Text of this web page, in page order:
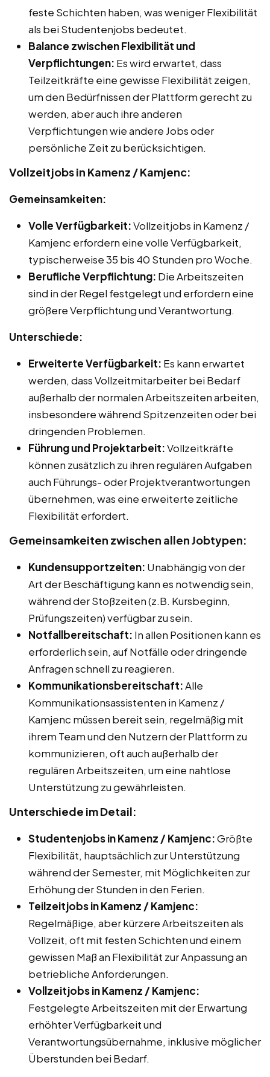
feste Schichten haben, was weniger Flexibilität
als bei Studentenjobs bedeutet.
Balance zwischen Flexibilität und
Verpflichtungen: Es wird erwartet, dass
Teilzeitkräfte eine gewisse Flexibilität zeigen,
um den Bedürfnissen der Plattform gerecht zu
werden, aber auch ihre anderen
Verpflichtungen wie andere Jobs oder
persönliche Zeit zu berücksichtigen.
Vollzeitjobs in Kamenz / Kamjenc:
Gemeinsamkeiten:
Volle Verfügbarkeit:Vollzeitjobs in Kamenz /
Kamjenc erfordern eine volle Verfügbarkeit,
typischerweise 35 bis 40 Stunden pro Woche.
Berufliche Verpflichtung: Die Arbeitszeiten
sind in der Regel festgelegt und erfordern eine
größere Verpflichtung und Verantwortung.
Unterschiede:
Erweiterte Verfügbarkeit: Es kann erwartet
werden, dass Vollzeitmitarbeiter bei Bedarf
außerhalb der normalen Arbeitszeiten arbeiten,
insbesondere während Spitzenzeiten oder bei
dringenden Problemen.
Führung und Projektarbeit:Vollzeitkräfte
können zusätzlich zu ihren regulären Aufgaben
auch Führungs- oder Projektverantwortungen
übernehmen, was eine erweiterte zeitliche
Flexibilität erfordert.
Gemeinsamkeiten zwischen allen Jobtypen:
Kundensupportzeiten: Unabhängig von der
Art der Beschäftigung kann es notwendig sein,
während der Stoßzeiten (z.B. Kursbeginn,
Prüfungszeiten) verfügbar zu sein.
Notfallbereitschaft: In allen Positionen kann es
erforderlich sein, auf Notfälle oder dringende
Anfragen schnell zu reagieren.
Kommunikationsbereitschaft:Alle
Kommunikationsassistenten in Kamenz /
Kamjenc müssen bereit sein, regelmäßig mit
ihrem Team und den Nutzern der Plattform zu
kommunizieren, oft auch außerhalb der
regulären Arbeitszeiten, um eine nahtlose
Unterstützung zu gewährleisten.
Unterschiede im Detail:
Studentenjobs in Kamenz / Kamjenc:Größte
Flexibilität, hauptsächlich zur Unterstützung
während der Semester, mit Möglichkeiten zur
Erhöhung der Stunden in den Ferien.
Teilzeitjobs in Kamenz / Kamjenc:
Regelmäßige, aber kürzere Arbeitszeiten als
Vollzeit, oft mit festen Schichten und einem
gewissen Maß an Flexibilität zur Anpassung an
betriebliche Anforderungen.
Vollzeitjobs in Kamenz / Kamjenc:
Festgelegte Arbeitszeiten mit der Erwartung
erhöhter Verfügbarkeit und
Verantwortungsübernahme, inklusive möglicher
Überstunden bei Bedarf.